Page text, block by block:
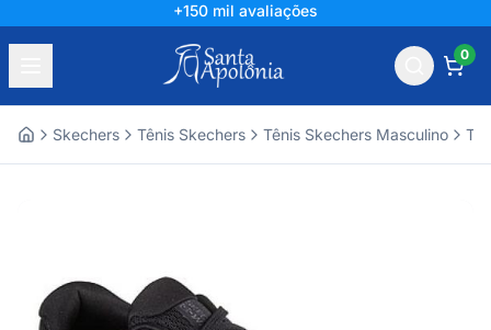
+150 mil avaliações
0
Skechers Tênis Skechers Tênis Skechers Masculino